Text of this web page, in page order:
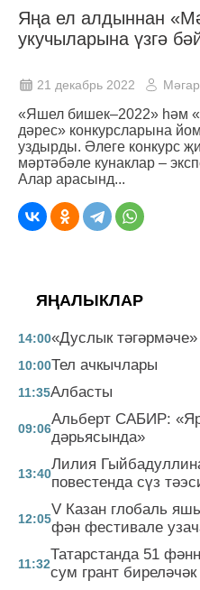
Яңа ел алдыннан
укучыларына үзгә
21 декабрь 2022
«Яшел бишек–2022» һәм
дәрес» конкурсларына
уздырды. Әлеге конкурс
мәртәбәле кунаклар –
Алар арасынд...
ЯҢАЛЫКЛАР
14:00«Дуслык
10:00Тел ачкычлары
11:35Албасты
09:06
Альберт САБИР:
дәрьясында»
13:40
Лилия
повестенда сүз
12:05
V Казан глобаль
фән фестивале
11:32
Татарстанда 51
сум грант биреләчәк